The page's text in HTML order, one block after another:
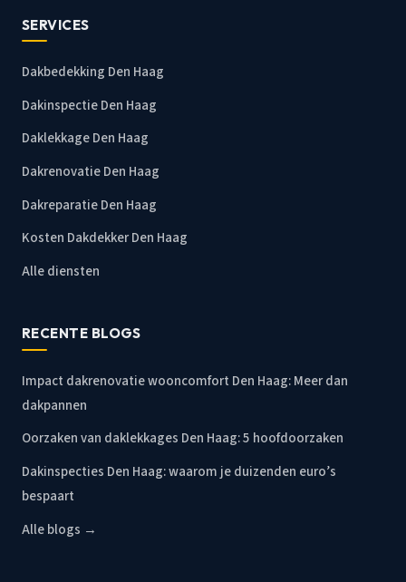
SERVICES
Dakbedekking Den Haag
Dakinspectie Den Haag
Daklekkage Den Haag
Dakrenovatie Den Haag
Dakreparatie Den Haag
Kosten Dakdekker Den Haag
Alle diensten
RECENTE BLOGS
Impact dakrenovatie wooncomfort Den Haag: Meer dan
dakpannen
Oorzaken van daklekkages Den Haag: 5 hoofdoorzaken
Dakinspecties Den Haag: waarom je duizenden euro’s
bespaart
Alle blogs →